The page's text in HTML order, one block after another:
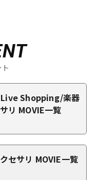
Shopping/楽器
リ MOVIE一覧
セサリ MOVIE一覧